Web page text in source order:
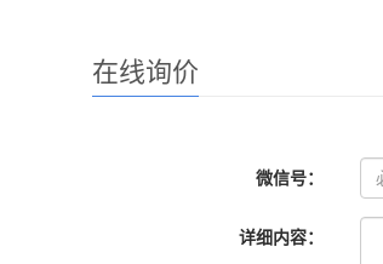
在线询价
微信号：
详细内容：